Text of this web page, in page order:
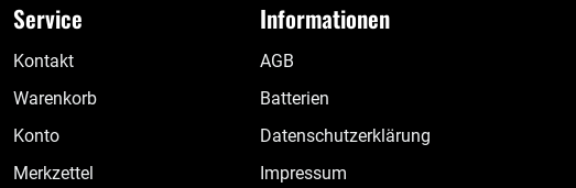
Service
Kontakt
Warenkorb
Konto
Merkzettel
Informationen
AGB
Batterien
Datenschutzerklärung
Impressum